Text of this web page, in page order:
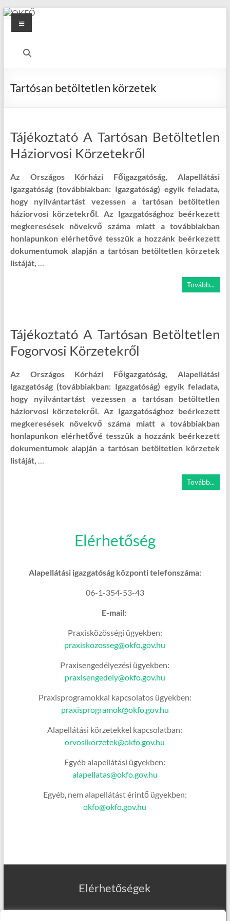
Skip
content
OKFŐ
Menu
Tartósan betöltetlen körzetek
Tájékoztató A Tartósan Betöltetlen
Háziorvosi Körzetekről
Az Országos Kórházi Főigazgatóság​, Alapellátási
Igazgatóság (továbbiakban: Igazgatóság) egyik feladata,
hogy nyilvántartást vezessen a tartósan betöltetlen
háziorvosi körzetekről. Az Igazgatósághoz beérkezett
megkeresések növekvő száma miatt a továbbiakban
honlapunkon elérhetővé tesszük a hozzánk beérkezett
dokumentumok alapján a tartósan betöltetlen körzetek
listáját, …
Tovább...
Tájékoztató A Tartósan Betöltetlen
Fogorvosi Körzetekről
Az Országos Kórházi Főigazgatóság​, Alapellátási
Igazgatóság (továbbiakban: Igazgatóság) egyik feladata,
hogy nyilvántartást vezessen a tartósan betöltetlen
háziorvosi körzetekről. Az Igazgatósághoz beérkezett
megkeresések növekvő száma miatt a továbbiakban
honlapunkon elérhetővé tesszük a hozzánk beérkezett
dokumentumok alapján a tartósan betöltetlen körzetek
listáját, …
Tovább...
Elérhetőség
Alapellátási igazgatóság központi telefonszáma:
06-1-354-53-43
E-mail:
Praxisközösségi ügyekben:
praxiskozosseg@okfo.gov.hu
Praxisengedélyezési ügyekben:
praxisengedely@okfo.gov.hu
Praxisprogramokkal kapcsolatos ügyekben:
praxisprogramok@okfo.gov.hu
Alapellátási körzetekkel kapcsolatban:
orvosikorzetek@okfo.gov.hu
Egyéb alapellátási ügyekben:
alapellatas@okfo.gov.hu
Egyéb, nem alapellátást érintő ügyekben:
okfo@okfo.gov.hu
Elérhetőségek